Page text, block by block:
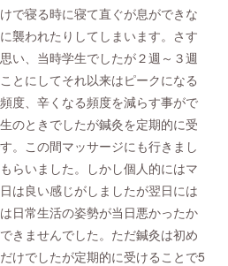
で寝る時に寝て直ぐが息ができな
襲われたりしてしまいます。さす
い、当時学生でしたが２週～３週
とにしてそれ以来はピークになる
度、辛くなる頻度を減らす事がで
のときでしたが鍼灸を定期的に受
。この間マッサージにも行きまし
らいました。しかし個人的にはマ
は良い感じがしましたが翌日には
日常生活の姿勢が当日悪かったか
きませんでした。ただ鍼灸は初め
けでしたが定期的に受けることで5